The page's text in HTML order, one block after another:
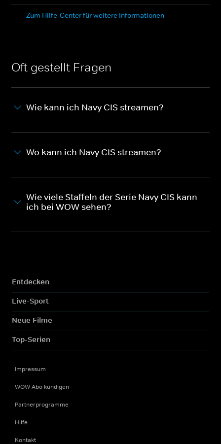
Zum Hilfe-Center für weitere Informationen
Oft gestellt Fragen
Wie kann ich Navy CIS streamen?
Wo kann ich Navy CIS streamen?
Wie viele Staffeln der Serie Navy CIS kann
ich bei WOW sehen?
Entdecken
Live-Sport
Neue Filme
Top-Serien
Impressum
WOW Abo kündigen
Partnerprogramme
Hilfe
Kontakt